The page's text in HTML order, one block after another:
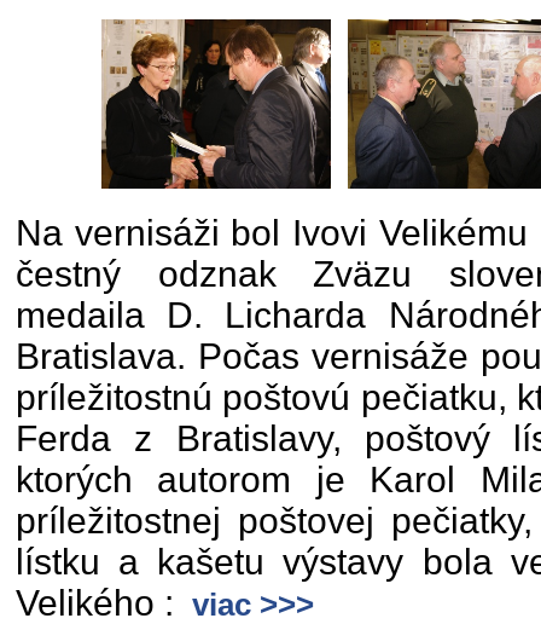
Na vernisáži bol Ivovi
čestný odznak Zväzu
medaila D. Licharda
Bratislava. Počas vernisáže
príležitostnú poštovú pečiatku,
Ferda z Bratislavy, poštový
ktorých autorom je Karol
príležitostnej poštovej
lístku a kašetu výstavy bola
Velikého :
viac >>>